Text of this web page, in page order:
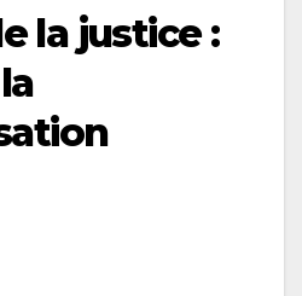
la justice :